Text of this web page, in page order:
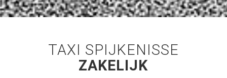
TAXI SPIJKENISSE
ZAKELIJK